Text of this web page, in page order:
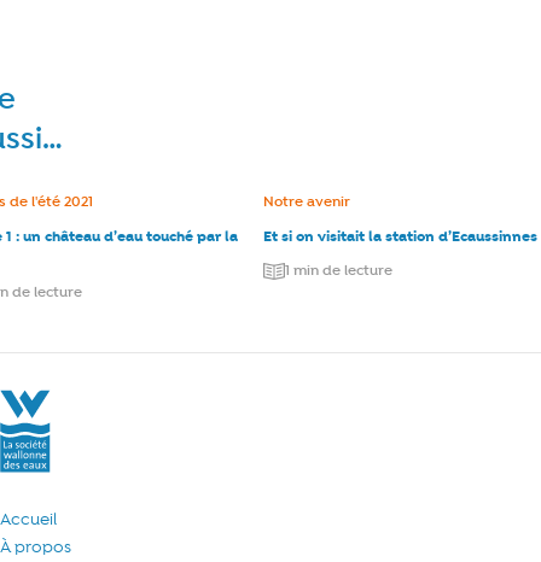
1 : un château d’eau touché par la
:
de l'été 2021
de lecture
Et si on visitait la station d’Ecaussinnes
Catégorie :
Notre avenir
1 min de lecture
La Société Wallonne des Eaux
Accueil
À propos